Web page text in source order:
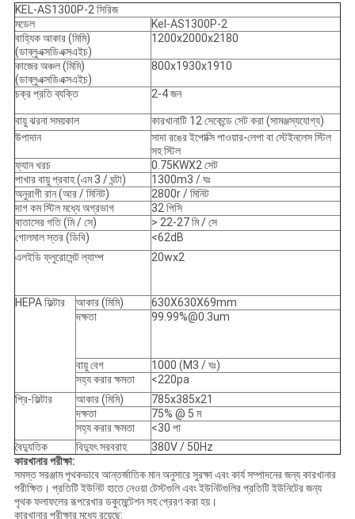
KEL-AS1300P-2 সিরিজ
মডেল
Kel-AS1300P-2
বাহ্যিক আকার (মিমি)
(ডাব্লুএক্সডিএক্সএইচ)
1200x2000x2180
কাজের অঞ্চল (মিমি)
(ডাব্লুএক্সডিএক্সএইচ)
800x1930x1910
চক্র প্রতি ব্যক্তি 2-4 জন
বায়ু ঝরনা সময়কাল
কারখানাটি 12 সেকেন্ডে সেট করা (সামঞ্জস্যযোগ্য)
উপাদান
সাদা রঙের ইপোক্সি পাওয়ার-লেপা বা স্টেইনলেস স্টিল
সহ স্টিল
ফ্যান খরচ
0.75KWX2 সেট
পাখার বায়ু প্রবাহ (এম 3 / ঘন্টা)
1300m3 / ঘঃ
অনুরাগী রান (আর / মিনিট)
2800r / মিনিট
দাগ কম স্টিল মধ্যে অগ্রভাগ
32পিসি
বাতাসের গতি (মি / সে)
> 22-27 মি / সে
গোলমাল স্তর (ডিবি)
<62dB
এলইডি ফ্লুরোসেন্ট ল্যাম্প
20wx2
HEPA ফিল্টার আকার (মিমি)
630X630X69mm
দক্ষতা
99.99%@0.3um
বায়ু বেগ
1000 (M3 / ঘঃ)
সহ্য করার ক্ষমতা
<220pa
প্রি-ফিল্টার
আকার (মিমি)
785x385x21
দক্ষতা
75% @ 5 ম
সহ্য করার ক্ষমতা
<30 পা
বৈদ্যুতিক
বিদ্যুৎ সরবরাহ
380V / 50Hz
কারখানার পরীক্ষা:
সমস্ত সরঞ্জাম পৃথকভাবে আন্তর্জাতিক মান অনুসারে সুরক্ষা এবং কার্য সম্পাদনের জন্য কারখানার
পরীক্ষিত। প্রতিটি ইউনিট হাতে নেওয়া টেস্টগুলি এবং ইউনিটগুলির প্রতিটি ইউনিটের জন্য
পৃথক ফলাফলের রূপরেখার ডকুমেন্টেশন সহ প্রেরণ করা হয়।
কারখানার পরীক্ষার মধ্যে রয়েছে: